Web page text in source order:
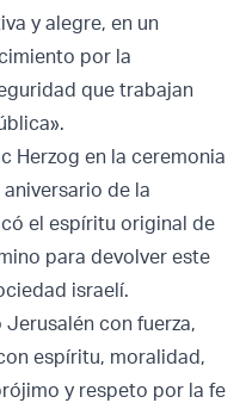
y alegre, en un
por la
que trabajan
Herzog en la ceremonia
de la
el espíritu original de
para devolver este
israelí.
con fuerza,
espíritu, moralidad,
y respeto por la fe